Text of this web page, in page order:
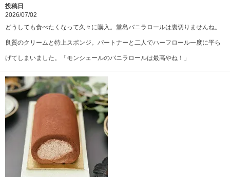
投稿日
2026/07/02
どうしても食べたくなって久々に購入。堂島バニラロールは裏切りませんね。
良質のクリームと特上スポンジ。パートナーと二人でハーフロール一度に平ら
げてしまいました。「モンシェールのバニラロールは最高やね！」